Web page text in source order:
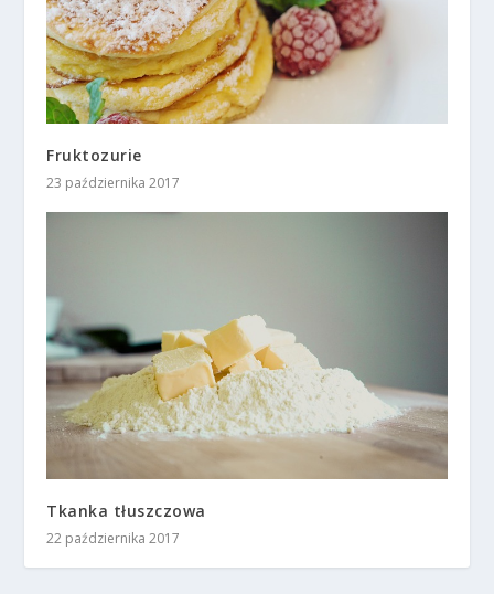
Fruktozurie
23 października 2017
Tkanka tłuszczowa
22 października 2017